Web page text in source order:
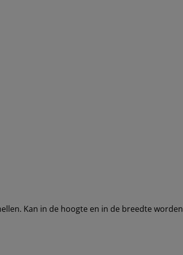
Kan in de hoogte en in de breedte worden